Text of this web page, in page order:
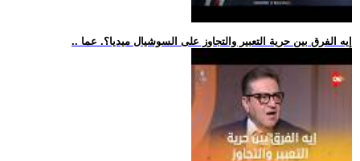
.. إيه الفرق بين حرية التعبير والتجاوز على السوشيال ميديا؟. عما